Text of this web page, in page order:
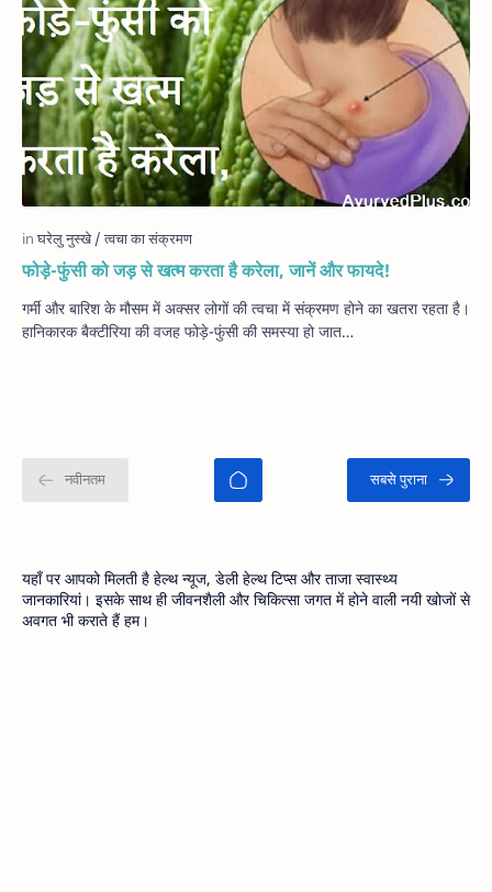
फोड़े-फुंसी को जड़ से खत्‍म करता है करेला, जानें और फायदे!
गर्मी और बारिश के मौसम में अक्‍सर लोगों की त्‍वचा में संक्रमण होने का खतरा रहता है।
हानिकारक बैक्‍टीरिया की वजह फोड़े-फुंसी की समस्‍या हो जात…
यहाँ पर आपको मिलती है हेल्थ न्यूज, डेली हेल्थ टिप्स और ताजा स्वास्थ्य
जानकारियां। इसके साथ ही जीवनशैली और चिकित्सा जगत में होने वाली नयी खोजों से
अवगत भी कराते हैं हम।